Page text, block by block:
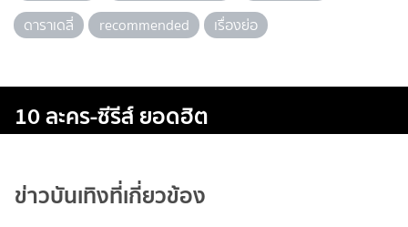
ดาราเดลี่
recommended เรื่องย่อ
10 ละคร-ซีรีส์ ยอดฮิต
ข่าวบันเทิงที่เกี่ยวข้อง